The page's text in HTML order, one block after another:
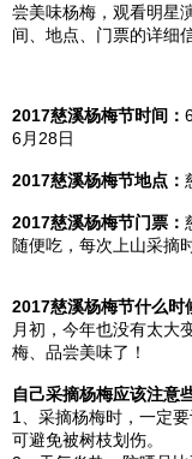
尝美味杨梅，观看明星
间、地点、门票的详细
2017慈溪杨梅节时间：
6月28日
2017慈溪杨梅节地点：
2017慈溪杨梅节门票：
随便吃，每次上山采摘
2017慈溪杨梅节什么时
月初，今年也没有太大
梅、品尝美味了！
自己采摘杨梅应该注意
1、采摘杨梅时，一定
可避免被树枝划伤。